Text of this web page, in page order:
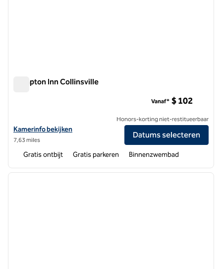
Hampton Inn Collinsville
Bekijk hoteldetails voor Hampton Inn Collinsville
Kamerinfo bekijken
7,63 miles
Vanaf* $ 102
Honors-korting niet-restitueerbaar
Datums selecteren
Gratis ontbijt Gratis parkeren Binnenzwembad
1 van 12